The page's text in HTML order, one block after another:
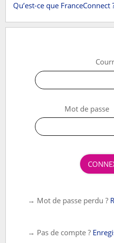
Qu’est-ce que FranceConnect
Mot de passe
→ Mot de passe perdu ?
→ Pas de compte ?